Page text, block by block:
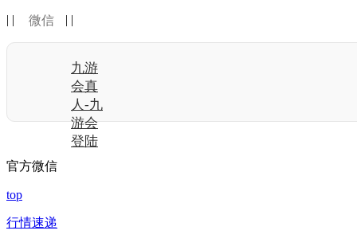
| | 微信 | |
九游
会真
人-九
游会
登陆
官方微信
top
行情速递